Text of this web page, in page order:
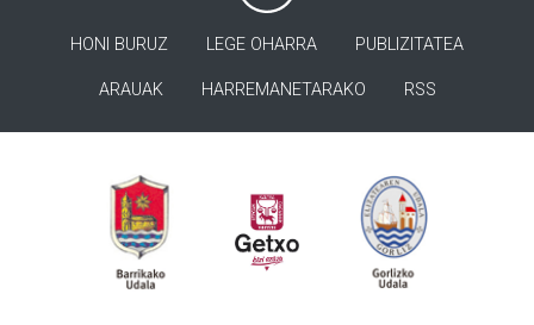
HONI BURUZ LEGE OHARRA PUBLIZITATEA
ARAUAK HARREMANETARAKO RSS